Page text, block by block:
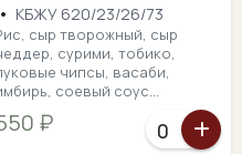
• КБЖУ 620/23/26/73
сыр творожный, сыр
сурими, тобико,
чипсы, васаби,
соевый соус...
₽